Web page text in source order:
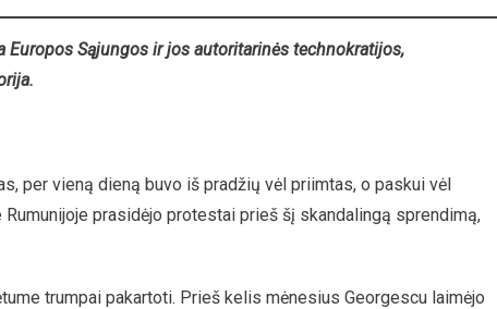
Sąjungos ir jos autoritarinės technokratijos,
per vieną dieną buvo iš pradžių vėl priimtas, o paskui vėl
prasidėjo protestai prieš šį skandalingą sprendimą,
trumpai pakartoti. Prieš kelis mėnesius Georgescu laimėjo